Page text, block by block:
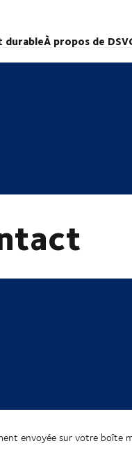
durableÀ propos de DSV
envoyée sur votre boîte